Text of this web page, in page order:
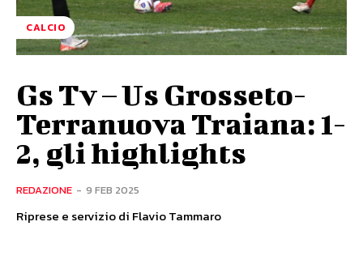
CALCIO
Gs Tv – Us Grosseto-
Terranuova Traiana: 1-
2, gli highlights
REDAZIONE - 9 FEB 2025
Riprese e servizio di Flavio Tammaro